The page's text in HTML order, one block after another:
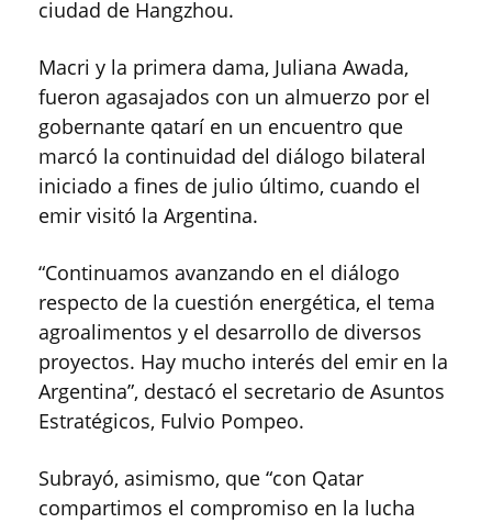
ciudad de Hangzhou.
Macri y la primera dama, Juliana Awada,
fueron agasajados con un almuerzo por el
gobernante qatarí en un encuentro que
marcó la continuidad del diálogo bilateral
iniciado a fines de julio último, cuando el
emir visitó la Argentina.
“Continuamos avanzando en el diálogo
respecto de la cuestión energética, el tema
agroalimentos y el desarrollo de diversos
proyectos. Hay mucho interés del emir en la
Argentina”, destacó el secretario de Asuntos
Estratégicos, Fulvio Pompeo.
Subrayó, asimismo, que “con Qatar
compartimos el compromiso en la lucha